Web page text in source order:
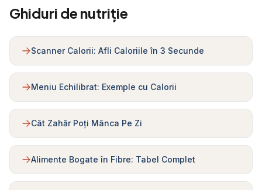
Ghiduri de nutriție
Scanner Calorii: Afli Caloriile în 3 Secunde
Meniu Echilibrat: Exemple cu Calorii
Cât Zahăr Poți Mânca Pe Zi
Alimente Bogate în Fibre: Tabel Complet